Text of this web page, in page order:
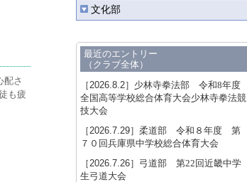
配さ
も疲
文化部
最近のエントリー
（クラブ全体）
［2026.8.2］ 少林寺拳法部 令和8年度
全国高等学校総合体育大会少林寺拳法競
技大会
［2026.7.29］ 柔道部 令和８年度 第
７０回兵庫県中学校総合体育大会
［2026.7.26］ 弓道部 第22回近畿中学
生弓道大会